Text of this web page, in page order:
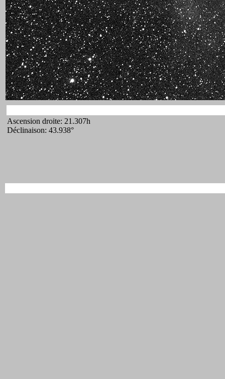
Ascension droite: 21.307h
Déclinaison: 43.938°